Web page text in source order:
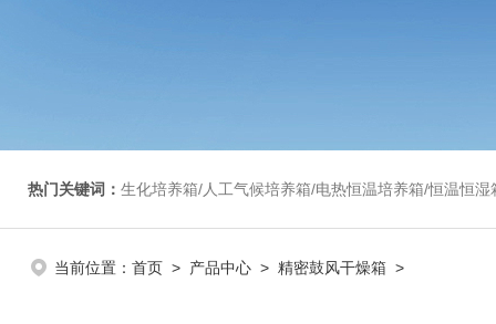
热门关键词： 生化培养箱/人工气候培养箱/电热恒温培养箱/恒温恒湿箱/光照培养箱/二氧化碳培养箱
当前位置： 首页 > 产品中心 > 精密鼓风干燥箱 >